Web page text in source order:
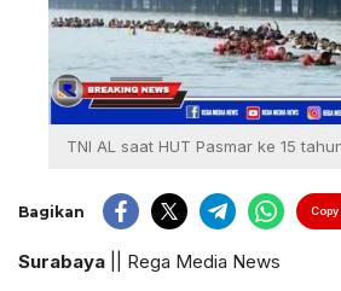
TNI AL saat HUT Pasmar ke 15
Bagikan Copy
Surabaya || Rega Media News